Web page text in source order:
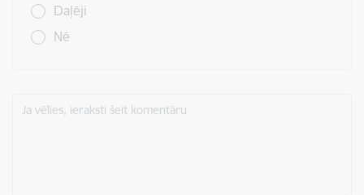
Daļēji
Nē
Ja vēlies, ieraksti šeit komentāru